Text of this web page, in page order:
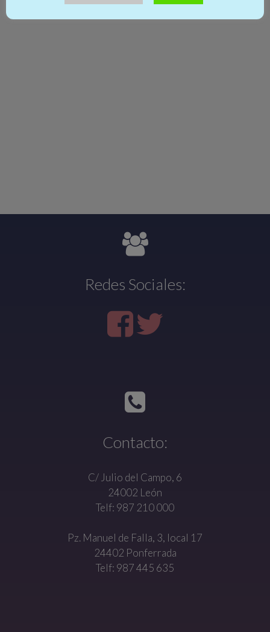
Redes Sociales:
Contacto:
C/ Julio del Campo, 6
24002 León
Telf: 987 210 000
Pz. Manuel de Falla, 3, local 17
24402 Ponferrada
Telf: 987 445 635